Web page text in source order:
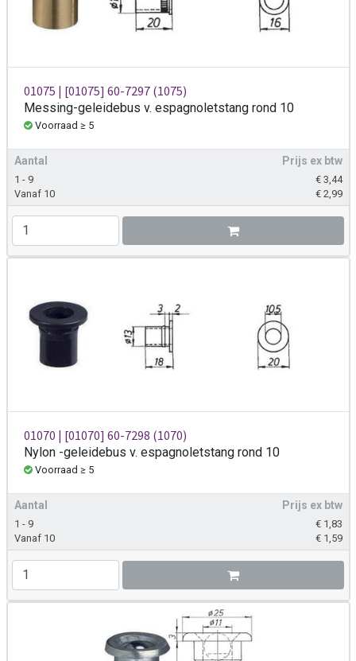
01075 | [01075] 60-7297 (1075)
Messing-geleidebus v. espagnoletstang rond 10
Voorraad ≥ 5
Aantal Prijs ex btw
1 - 9 € 3,44
Vanaf 10
€ 2,99
01070 | [01070] 60-7298 (1070)
Nylon -geleidebus v. espagnoletstang rond 10
Voorraad ≥ 5
Aantal Prijs ex btw
1 - 9 € 1,83
Vanaf 10
€ 1,59